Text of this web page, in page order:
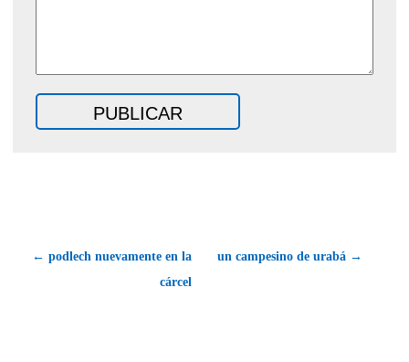
← podlech nuevamente en la
cárcel
un campesino de urabá →